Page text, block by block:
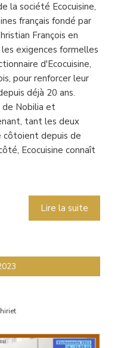
la société Ecocuisine,
français fondé par
François en
exigences formelles
d'Ecocuisine,
pour renforcer leur
déjà 20 ans.
de Nobilia et
tant les deux
côtoient depuis de
Ecocuisine connaît
Lire la suite